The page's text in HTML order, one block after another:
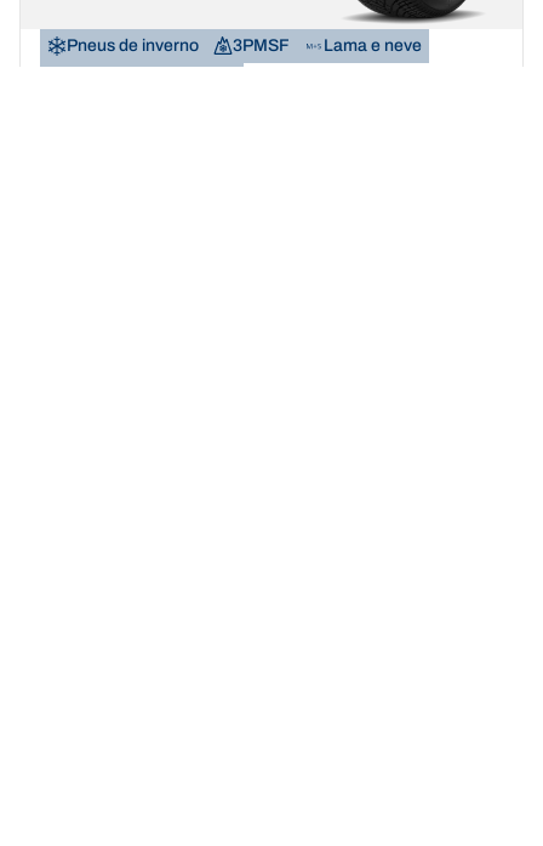
Pneus de inverno 3PMSF
Lama e neve